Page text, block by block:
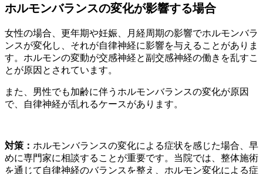
ホルモンバランスの変化が影響する場合
女性の場合、更年期や妊娠、月経周期の影響でホルモンバラ
ンスが変化し、それが自律神経に影響を与えることがありま
す。ホルモンの変動が交感神経と副交感神経の働きを乱すこ
とが原因とされています。
また、男性でも加齢に伴うホルモンバランスの変化が原因
で、自律神経が乱れるケースがあります。
対策： ホルモンバランスの変化による症状を感じた場合、早
めに専門家に相談することが重要です。当院では、整体施術
を通じて自律神経のバランスを整え、ホルモン変化による症